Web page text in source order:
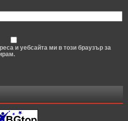
и уебсайта ми в този браузър за